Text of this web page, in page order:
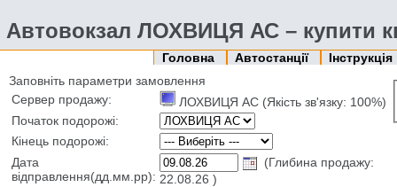
Автовокзал ЛОХВИЦЯ АС – купити
Головна Автостанції
Інструкція
Заповніть параметри замовлення
Сервер продажу:
ЛОХВИЦЯ АС (Якість зв'язку: 100%)
Початок подорожі:
Кінець подорожі:
Дата
відправлення(дд.мм.рр):
(Глибина продажу:
22.08.26 )